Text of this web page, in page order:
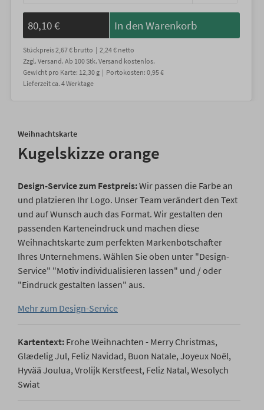
80,10 € In den Warenkorb
Stückpreis2,67 € brutto | 2,24 € netto
Zzgl. Versand. Ab 100 Stk. Versand kostenlos.
Gewicht pro Karte: 12,30 g | Portokosten: 0,95 €
Lieferzeitca. 4Werktage
Weihnachtskarte
Kugelskizze orange
Design-Service zum Festpreis:Wir passen die Farbe an
und platzieren Ihr Logo. Unser Team verändert den Text
und auf Wunsch auch das Format. Wir gestalten den
passenden Karteneindruck und machen diese
Weihnachtskarte zum perfekten Markenbotschafter
Ihres Unternehmens. Wählen Sie oben unter "Design-
Service" "Motiv individualisieren lassen" und / oder
"Eindruck gestalten lassen" aus.
Mehr zum Design-Service
Kartentext: Frohe Weihnachten - Merry Christmas,
Glædelig Jul, Feliz Navidad, Buon Natale, Joyeux Noël,
Hyvää Joulua, Vrolijk Kerstfeest, Feliz Natal, Wesolych
Swiat